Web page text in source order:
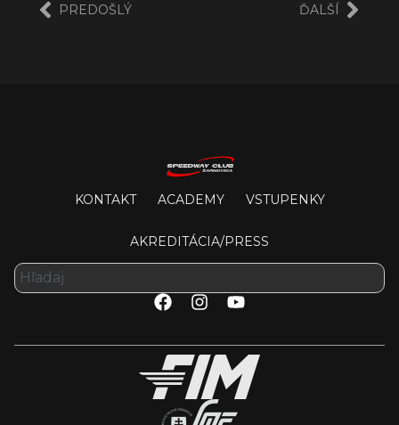
PREDOŠLÝ ĎALŠÍ
KONTAKT ACADEMY VSTUPENKY
AKREDITÁCIA/PRESS